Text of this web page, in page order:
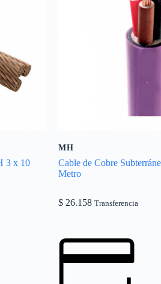
3 x 10
MH
Cable de Cobre
Metro
$ 26.158 Transferencia